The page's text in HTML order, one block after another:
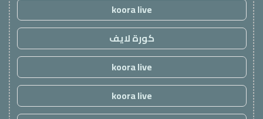
koora live
كورة لايف
koora live
koora live